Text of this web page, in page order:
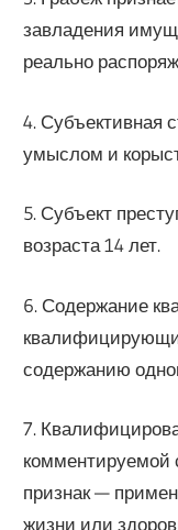
завладения
реально
4. Субъективная
умыслом и
5. Субъект
возраста 14 лет.
6. Содержание
содержанию
7.
комментируемой
признак —
жизни или